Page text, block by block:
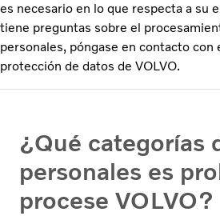
es necesario en lo que respecta a su
tiene preguntas sobre el
personales, póngase en contacto con
protección de datos de VOLVO.
¿Qué categorías
personales es
procese VOLVO?